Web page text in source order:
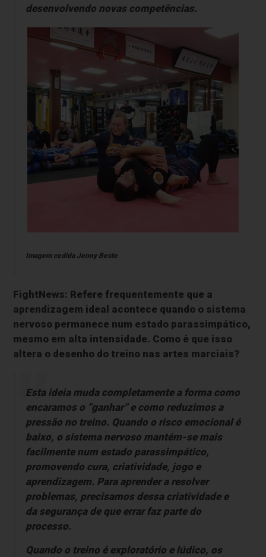
desenvolvendo novas competências.
Imagem cedida Jenny Beste
FightNews: Refere frequentemente que a
aprendizagem ideal acontece quando o sistema
nervoso permanece num estado parassimpático,
mesmo em alta intensidade. Como é que isso
altera o desenho do treino nas artes marciais?
Esta ideia muda completamente a forma como
encaramos o “ganhar” e como reduzimos a
pressão no treino. Quando o risco emocional é
baixo, o sistema nervoso mantém-se mais
facilmente num estado parassimpático,
promovendo cura, criatividade, jogo e
aprendizagem. Para aprender a resolver
problemas, precisamos dessa criatividade e
da segurança de que errar faz parte do
processo.
Quando o treino é exploratório e lúdico, os